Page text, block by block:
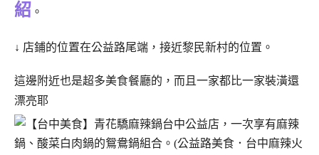
紹 。
↓ 店鋪的位置在公益路尾端，接近黎民新村的位置。
這邊附近也是超多美食餐廳的，而且一家都比一家裝潢還
漂亮耶